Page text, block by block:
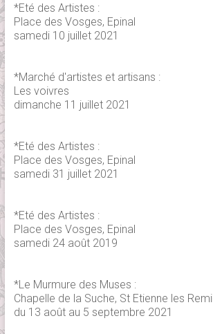
*Eté des Artistes :
Place des Vosges, Epinal
samedi 10 juillet 2021
*Marché d'artistes et artisans :
Les voivres
dimanche 11 juillet 2021
*Eté des Artistes :
Place des Vosges, Epinal
samedi 31 juillet 2021
*Eté des Artistes :
Place des Vosges, Epinal
samedi 24 août 2019
*Le Murmure des Muses :
Chapelle de la Suche, St Etienne les
du 13 août au 5 septembre 2021